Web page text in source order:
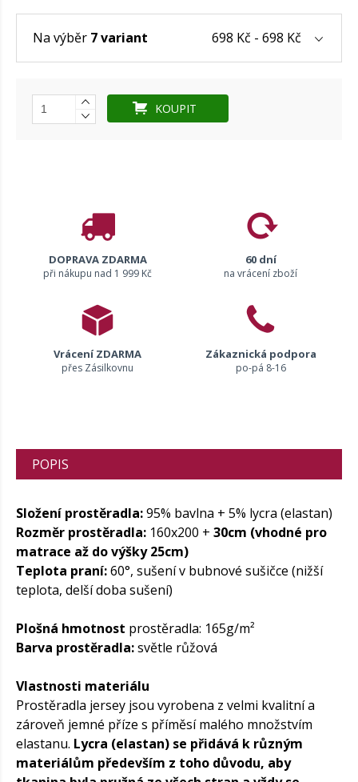
Na výběr 7 variant 698 Kč - 698 Kč
KOUPIT
DOPRAVA ZDARMA
při nákupu nad 1 999 Kč
60 dní
na vrácení zboží
Vrácení ZDARMA
přes Zásilkovnu
Zákaznická podpora
po-pá 8-16
POPIS
Složení prostěradla:95% bavlna + 5% lycra (elastan)
Rozměr prostěradla: 160x200 + 30cm (vhodné pro
matrace až do výšky 25cm)
Teplota praní:60°, sušení v bubnové sušičce (nižší
teplota, delší doba sušení)
Plošná hmotnost prostěradla: 165g/m²
Barva prostěradla:světle růžová
Vlastnosti materiálu
Prostěradla jersey jsou vyrobena z velmi kvalitní a
zároveň jemné příze s příměsí malého množstvím
elastanu. Lycra (elastan) se přidává k různým
materiálům především z toho důvodu, aby